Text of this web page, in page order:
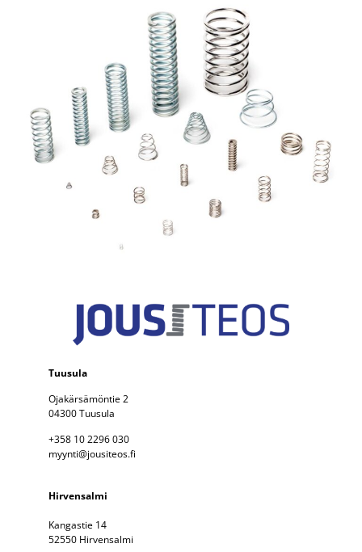
Tuusula
Ojakärsämöntie 2
04300 Tuusula
+358 10 2296 030
myynti@jousiteos.fi
Hirvensalmi
Kangastie 14
52550 Hirvensalmi